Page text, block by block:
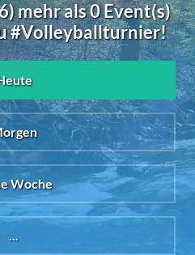
mehr als 0 Event(s)
#Volleyballturnier!
Woche